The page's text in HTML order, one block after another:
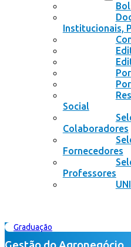
Institucionais,
Social
Colaboradores
Fornecedores
Professores
Graduação